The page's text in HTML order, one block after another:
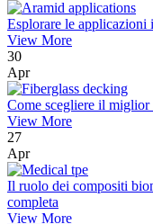
Esplorare le applicazioni
View More
30
Apr
Come scegliere il
View More
27
Apr
Il ruolo dei compositi
completa
View More